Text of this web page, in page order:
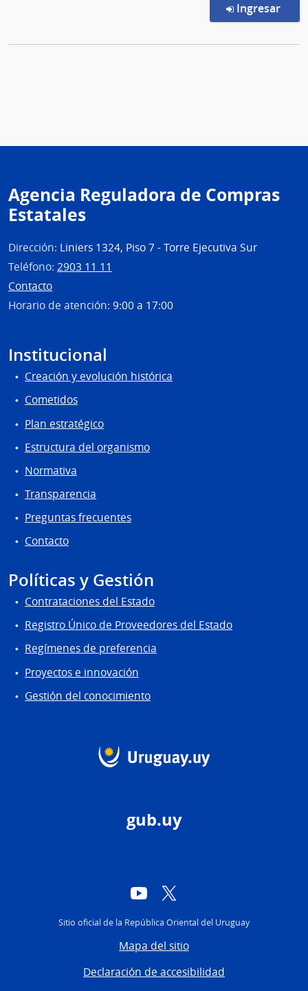
Ingresar
Agencia Reguladora de Compras
Estatales
Dirección: Liniers 1324, Piso 7 - Torre Ejecutiva Sur
Teléfono: 2903 11 11
Contacto
Horario de atención: 9:00 a 17:00
Institucional
Creación y evolución histórica
Cometidos
Plan estratégico
Estructura del organismo
Normativa
Transparencia
Preguntas frecuentes
Contacto
Políticas y Gestión
Contrataciones del Estado
Registro Único de Proveedores del Estado
Regímenes de preferencia
Proyectos e innovación
Gestión del conocimiento
gub.uy
YouTube
Sitio oficial de la República Oriental del Uruguay
Mapa del sitio
Declaración de accesibilidad